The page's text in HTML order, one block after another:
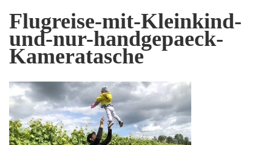
Flugreise-mit-Kleinkind-
und-nur-handgepaeck-
Kameratasche